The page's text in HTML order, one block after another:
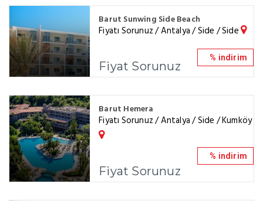
Barut Sunwing Side Beach
Fiyatı Sorunuz / Antalya / Side / Side
Fiyat Sorunuz
% indirim
Barut Hemera
Fiyatı Sorunuz / Antalya / Side / Kumköy
Fiyat Sorunuz
% indirim